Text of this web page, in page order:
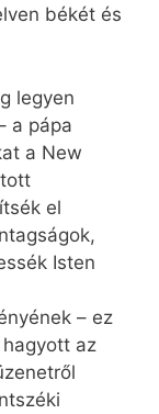
békét és
legyen
a pápa
a New
el
Isten
– ez
az